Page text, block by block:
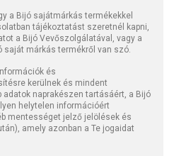
a Bijó sajátmárkás termékekkel
tájékoztatást szeretnél kapni,
a Bijó Vevőszolgálatával, vagy a
saját márkás termékről van szó.
és
kerülnek és mindent
naprakészen tartásáért, a Bijó
helytelen információért
mentességet jelző jelölések és
amely azonban a Te jogaidat